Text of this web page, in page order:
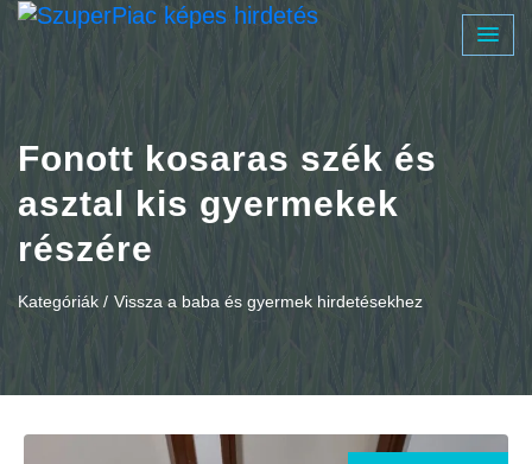
Fonott kosaras szék és
asztal kis gyermekek
részére
Kategóriák / Vissza a baba és gyermek hirdetésekhez